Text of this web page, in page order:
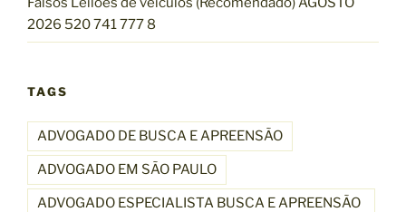
2026 520 741 777 8
TAGS
ADVOGADO DE BUSCA E APREENSÃO
ADVOGADO EM SÃO PAULO
ADVOGADO ESPECIALISTA BUSCA E APREENSÃO